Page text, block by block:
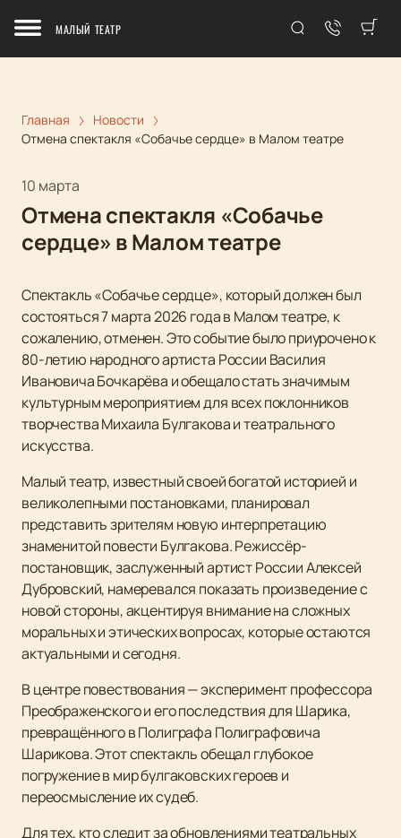
МАЛЫЙ ТЕАТР
Главная
Новости
Отмена спектакля «Собачье сердце» в Малом театре
10 марта
Отмена спектакля «Собачье
сердце» в Малом театре
Спектакль «Собачье сердце», который должен был
состояться 7 марта 2026 года в Малом театре, к
сожалению, отменен. Это событие было приурочено к
80-летию народного артиста России Василия
Ивановича Бочкарёва и обещало стать значимым
культурным мероприятием для всех поклонников
творчества Михаила Булгакова и театрального
искусства.
Малый театр, известный своей богатой историей и
великолепными постановками, планировал
представить зрителям новую интерпретацию
знаменитой повести Булгакова. Режиссёр-
постановщик, заслуженный артист России Алексей
Дубровский, намеревался показать произведение с
новой стороны, акцентируя внимание на сложных
моральных и этических вопросах, которые остаются
актуальными и сегодня.
В центре повествования — эксперимент профессора
Преображенского и его последствия для Шарика,
превращённого в Полиграфа Полиграфовича
Шарикова. Этот спектакль обещал глубокое
погружение в мир булгаковских героев и
переосмысление их судеб.
Для тех, кто следит за обновлениями театральных